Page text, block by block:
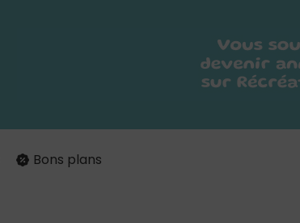
Bons plans